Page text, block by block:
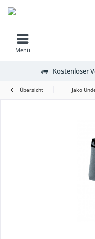
Menü
Kostenloser
Übersicht Jako